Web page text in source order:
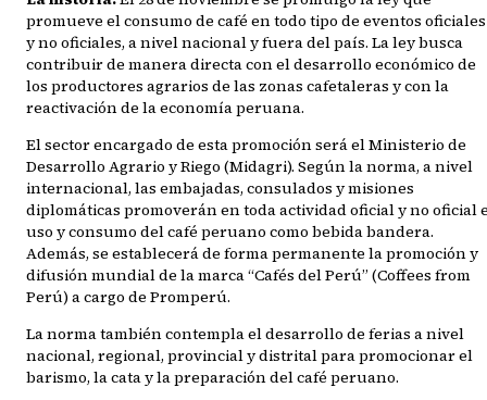
promueve el consumo de café en todo tipo de eventos oficiales
y no oficiales, a nivel nacional y fuera del país. La ley busca
contribuir de manera directa con el desarrollo económico de
los productores agrarios de las zonas cafetaleras y con la
reactivación de la economía peruana.
El sector encargado de esta promoción será el Ministerio de
Desarrollo Agrario y Riego (Midagri). Según la norma, a nivel
internacional, las embajadas, consulados y misiones
diplomáticas promoverán en toda actividad oficial y no oficial
uso y consumo del café peruano como bebida bandera.
Además, se establecerá de forma permanente la promoción y
difusión mundial de la marca “Cafés del Perú” (Coffees from
Perú) a cargo de Promperú.
La norma también contempla el desarrollo de ferias a nivel
nacional, regional, provincial y distrital para promocionar el
barismo, la cata y la preparación del café peruano.